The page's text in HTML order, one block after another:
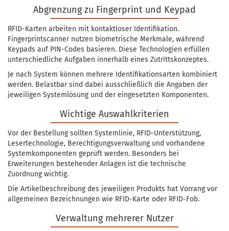
Abgrenzung zu Fingerprint und Keypad
RFID-Karten arbeiten mit kontaktloser Identifikation.
Fingerprintscanner nutzen biometrische Merkmale, während
Keypads auf PIN-Codes basieren. Diese Technologien erfüllen
unterschiedliche Aufgaben innerhalb eines Zutrittskonzeptes.
Je nach System können mehrere Identifikationsarten kombiniert
werden. Belastbar sind dabei ausschließlich die Angaben der
jeweiligen Systemlösung und der eingesetzten Komponenten.
Wichtige Auswahlkriterien
Vor der Bestellung sollten Systemlinie, RFID-Unterstützung,
Lesertechnologie, Berechtigungsverwaltung und vorhandene
Systemkomponenten geprüft werden. Besonders bei
Erweiterungen bestehender Anlagen ist die technische
Zuordnung wichtig.
Die Artikelbeschreibung des jeweiligen Produkts hat Vorrang vor
allgemeinen Bezeichnungen wie RFID-Karte oder RFID-Fob.
Verwaltung mehrerer Nutzer